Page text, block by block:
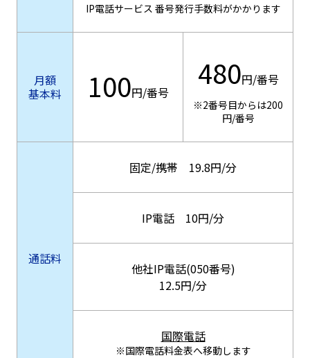
IP電話サービス 番号発行手数料がかかります
月額
基本料
100円/番号
480円/番号
※2番号目からは200
円/番号
通話料
固定/携帯 19.8円/分
IP電話 10円/分
他社IP電話(050番号)
12.5円/分
国際電話
※国際電話料金表へ移動します